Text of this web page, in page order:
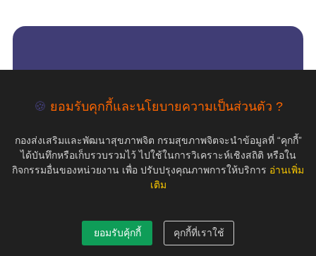
COPYRIGHT ©2019 สุขภาพใจ.com สงวนลิขสิทธิ์.
🍪 ยอมรับคุกกี้และนโยบายความเป็นส่วนตัว ?
กองส่งเสริมและพัฒนาสุขภาพจิต กรมสุขภาพจิตจะนำข้อมูลที่ “คุกกี้”
ได้บันทึกหรือเก็บรวบรวมไว้ ไปใช้ในการวิเคราะห์เชิงสถิติ หรือใน
กิจกรรมอื่นของหน่วยงาน เพื่อ ปรับปรุงคุณภาพการให้บริการ อ่านเพิ่ม
เติม
ยอมรับคุ้กกี้ คุกกี้ที่เราใช้